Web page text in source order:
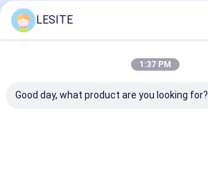
एल्यूमिनियम बैग फ़िल्टर
अनुशंसित उत्पाद
LESITE
1:37 PM
Good day, what product are you looking for?